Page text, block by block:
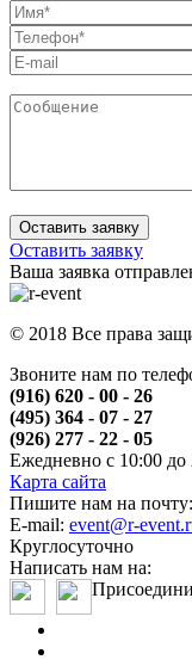
Оставить заявку
Ваша заявка
© 2018 Все права
Звоните нам по
(916) 620 - 00 - 26
(495) 364 - 07 - 27
(926) 277 - 22 - 05
Ежедневно с 10:00 до
Карта сайта
Пишите нам на почту:
E-mail: event@r-
Круглосуточно
Написать нам на: